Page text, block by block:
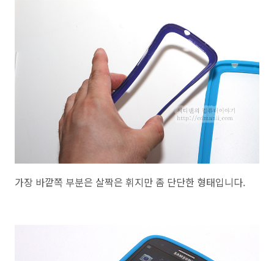
가장 바깥쪽 부분은 살짝은 휘지만 좀 단단한 형태입니다.